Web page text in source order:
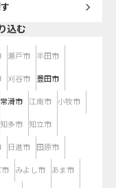
込む
瀬戸市 半田市
刈谷市 豊田市
常滑市 江南市 小牧市
知多市 知立市
日進市 田原市
市 みよし市 あま市